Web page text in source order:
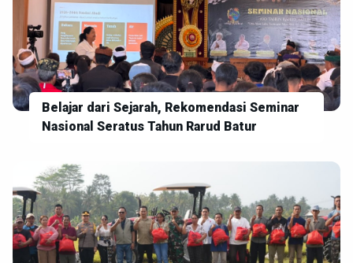
Belajar dari Sejarah, Rekomendasi Seminar
Nasional Seratus Tahun Rarud Batur